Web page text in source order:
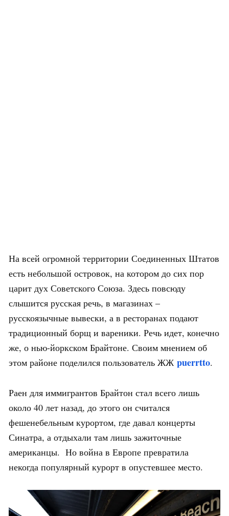
На всей огромной территории Соединенных Штатов
есть небольшой островок, на котором до сих пор
царит дух Советского Союза. Здесь повсюду
слышится русская речь, в магазинах –
русскоязычные вывески, а в ресторанах подают
традиционный борщ и вареники. Речь идет, конечно
же, о нью-йоркском Брайтоне. Своим мнением об
этом районе поделился пользователь ЖЖ puerrtto.
Раен для иммигрантов Брайтон стал всего лишь
около 40 лет назад, до этого он считался
фешенебельным курортом, где давал концерты
Синатра, а отдыхали там лишь зажиточные
американцы. Но война в Европе превратила
некогда популярный курорт в опустевшее место.